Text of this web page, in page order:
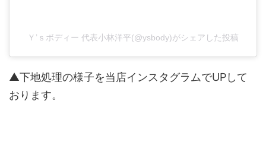
Ｙ’ｓボディー 代表小林洋平(@ysbody)がシェアした投稿
▲下地処理の様子を当店インスタグラムでUPして
おります。